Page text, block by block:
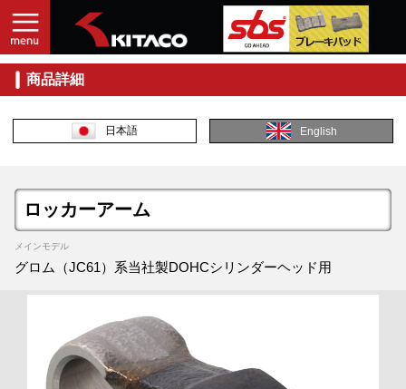
商品詳細
日本語 English
ロッカーアーム
メインモデル
グロム（JC61）系当社製DOHCシリンダーヘッド用